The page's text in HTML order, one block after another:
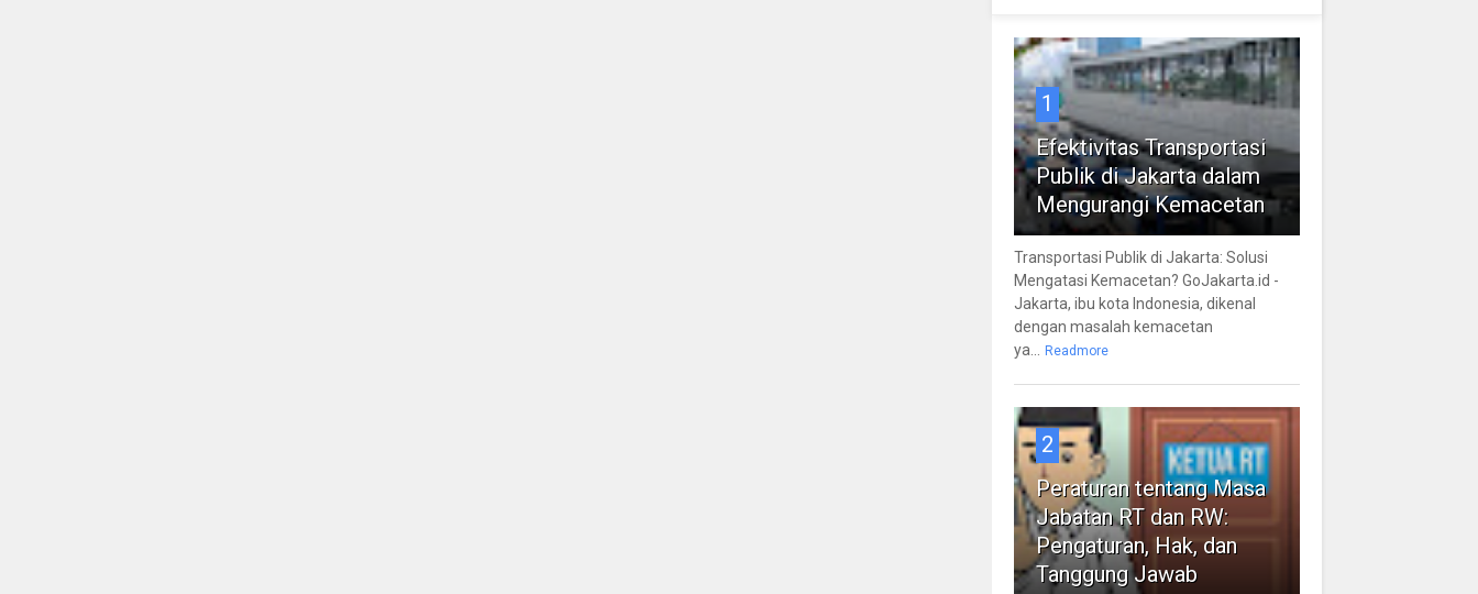
1
Efektivitas Transportasi
Publik di Jakarta dalam
Mengurangi Kemacetan
Transportasi Publik di Jakarta: Solusi
Mengatasi Kemacetan? GoJakarta.id -
Jakarta, ibu kota Indonesia, dikenal
dengan masalah kemacetan
ya... Readmore
2
Peraturan tentang Masa
Jabatan RT dan RW:
Pengaturan, Hak, dan
Tanggung Jawab